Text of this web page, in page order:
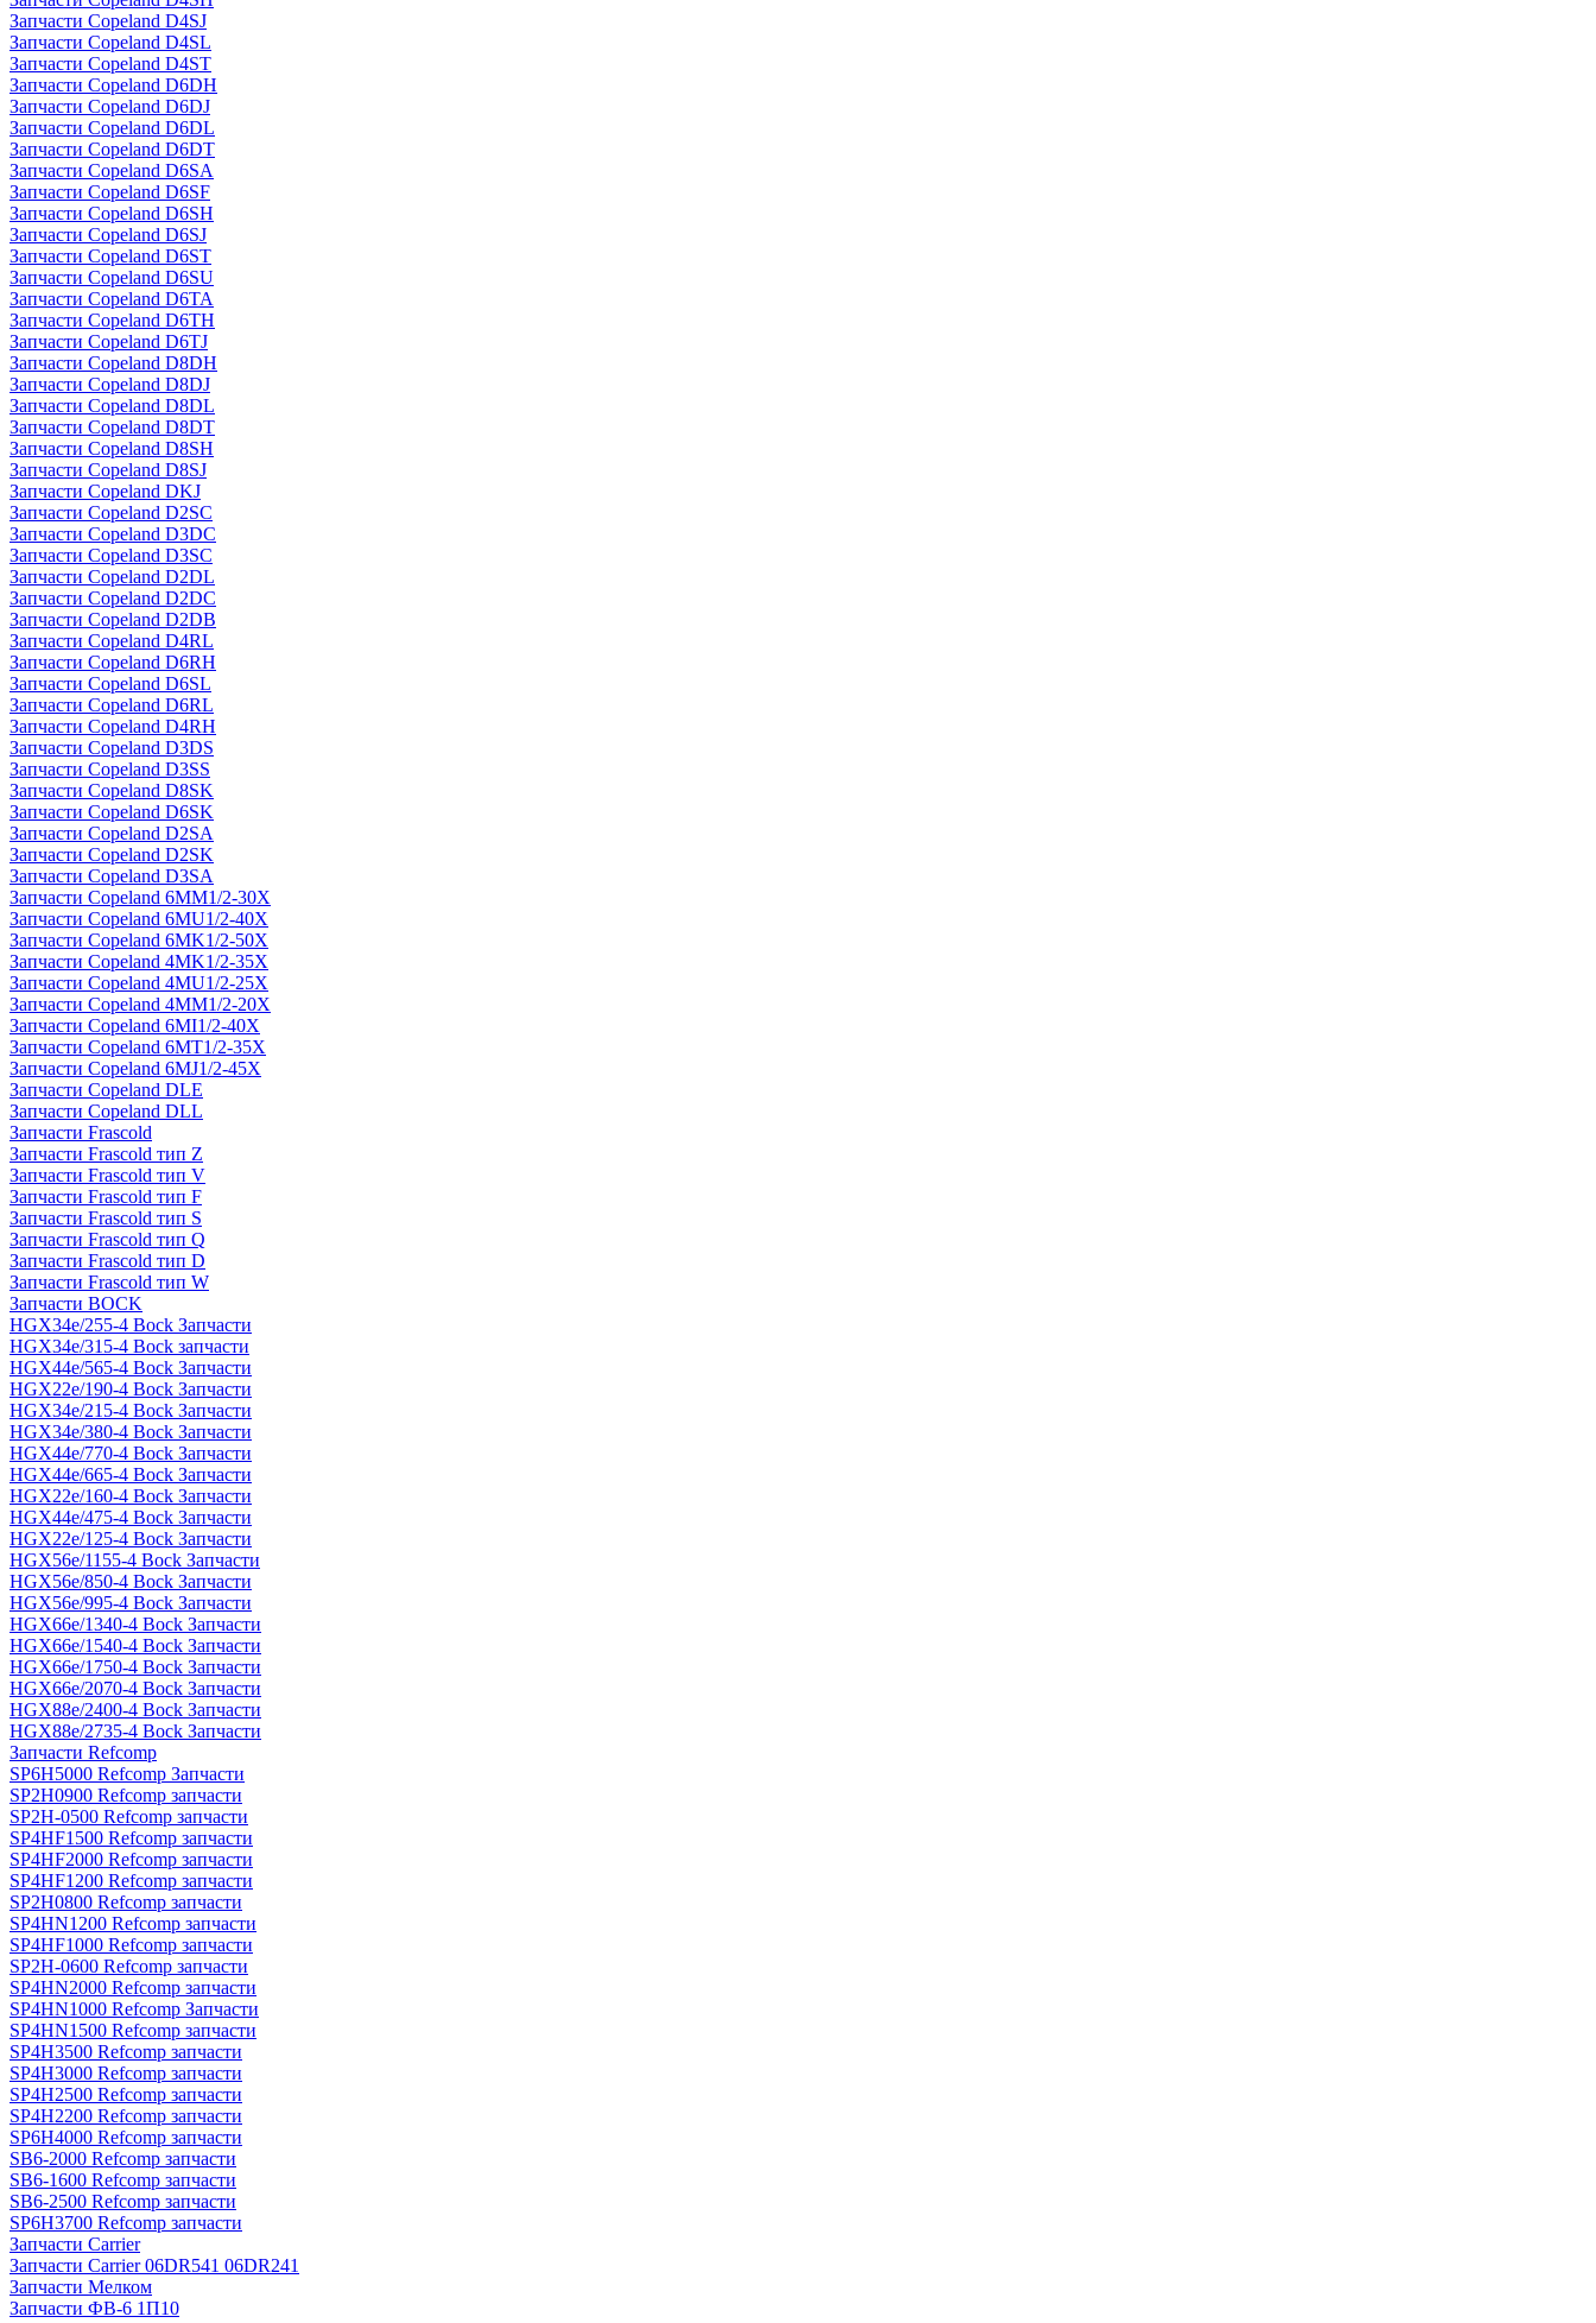
Запчасти Copeland D4SJ
Запчасти Copeland D4SL
Запчасти Copeland D4ST
Запчасти Copeland D6DH
Запчасти Copeland D6DJ
Запчасти Copeland D6DL
Запчасти Copeland D6DT
Запчасти Copeland D6SA
Запчасти Copeland D6SF
Запчасти Copeland D6SH
Запчасти Copeland D6SJ
Запчасти Copeland D6ST
Запчасти Copeland D6SU
Запчасти Copeland D6TA
Запчасти Copeland D6TH
Запчасти Copeland D6TJ
Запчасти Copeland D8DH
Запчасти Copeland D8DJ
Запчасти Copeland D8DL
Запчасти Copeland D8DT
Запчасти Copeland D8SH
Запчасти Copeland D8SJ
Запчасти Copeland DKJ
Запчасти Copeland D2SC
Запчасти Copeland D3DC
Запчасти Copeland D3SC
Запчасти Copeland D2DL
Запчасти Copeland D2DC
Запчасти Copeland D2DB
Запчасти Copeland D4RL
Запчасти Copeland D6RH
Запчасти Copeland D6SL
Запчасти Copeland D6RL
Запчасти Copeland D4RH
Запчасти Copeland D3DS
Запчасти Copeland D3SS
Запчасти Copeland D8SK
Запчасти Copeland D6SK
Запчасти Copeland D2SA
Запчасти Copeland D2SK
Запчасти Copeland D3SA
Запчасти Copeland 6MM1/2-30X
Запчасти Copeland 6MU1/2-40X
Запчасти Copeland 6MK1/2-50X
Запчасти Copeland 4MK1/2-35X
Запчасти Copeland 4MU1/2-25X
Запчасти Copeland 4MM1/2-20X
Запчасти Copeland 6MI1/2-40X
Запчасти Copeland 6MT1/2-35X
Запчасти Copeland 6MJ1/2-45X
Запчасти Copeland DLE
Запчасти Copeland DLL
Запчасти Frascold
Запчасти Frascold тип Z
Запчасти Frascold тип V
Запчасти Frascold тип F
Запчасти Frascold тип S
Запчасти Frascold тип Q
Запчасти Frascold тип D
Запчасти Frascold тип W
Запчасти BOCK
HGX34e/255-4 Bock Запчасти
HGX34e/315-4 Bock запчасти
HGX44e/565-4 Bock Запчасти
HGX22e/190-4 Bock Запчасти
HGX34e/215-4 Bock Запчасти
HGX34e/380-4 Bock Запчасти
HGX44e/770-4 Bock Запчасти
HGX44e/665-4 Bock Запчасти
HGX22e/160-4 Bock Запчасти
HGX44e/475-4 Bock Запчасти
HGX22e/125-4 Bock Запчасти
HGX56e/1155-4 Bock Запчасти
HGX56e/850-4 Bock Запчасти
HGX56e/995-4 Bock Запчасти
HGX66e/1340-4 Bock Запчасти
HGX66e/1540-4 Bock Запчасти
HGX66e/1750-4 Bock Запчасти
HGX66e/2070-4 Bock Запчасти
HGX88e/2400-4 Bock Запчасти
HGX88e/2735-4 Bock Запчасти
Запчасти Refcomp
SP6H5000 Refcomp Запчасти
SP2H0900 Refcomp запчасти
SP2H-0500 Refcomp запчасти
SP4HF1500 Refcomp запчасти
SP4HF2000 Refcomp запчасти
SP4HF1200 Refcomp запчасти
SP2H0800 Refcomp запчасти
SP4HN1200 Refcomp запчасти
SP4HF1000 Refcomp запчасти
SP2H-0600 Refcomp запчасти
SP4HN2000 Refcomp запчасти
SP4HN1000 Refcomp Запчасти
SP4HN1500 Refcomp запчасти
SP4H3500 Refcomp запчасти
SP4H3000 Refcomp запчасти
SP4H2500 Refcomp запчасти
SP4H2200 Refcomp запчасти
SP6H4000 Refcomp запчасти
SB6-2000 Refcomp запчасти
SB6-1600 Refcomp запчасти
SB6-2500 Refcomp запчасти
SP6H3700 Refcomp запчасти
Запчасти Carrier
Запчасти Carrier 06DR541 06DR241
Запчасти Мелком
Запчасти ФВ-6 1П10